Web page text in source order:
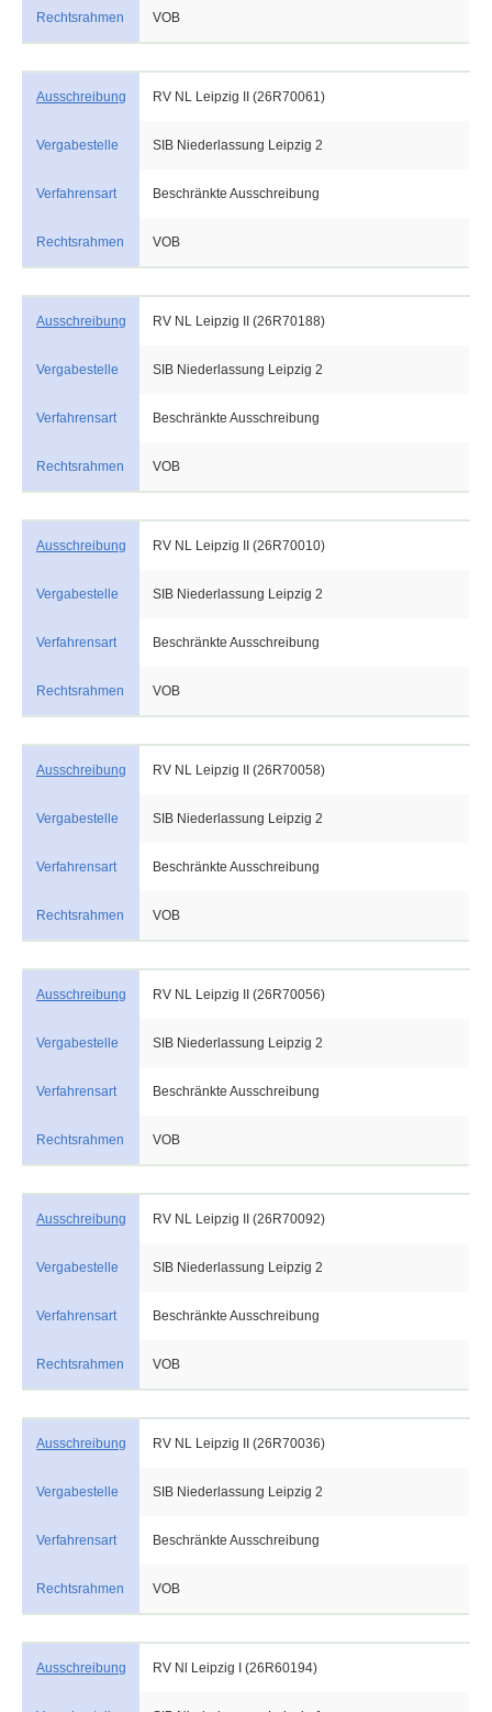
Rechtsrahmen VOB
Ausschreibung RV NL Leipzig II (26R70061)
Vergabestelle SIB Niederlassung Leipzig 2
Verfahrensart Beschränkte Ausschreibung
Rechtsrahmen VOB
Ausschreibung RV NL Leipzig II (26R70188)
Vergabestelle SIB Niederlassung Leipzig 2
Verfahrensart Beschränkte Ausschreibung
Rechtsrahmen VOB
Ausschreibung RV NL Leipzig II (26R70010)
Vergabestelle SIB Niederlassung Leipzig 2
Verfahrensart Beschränkte Ausschreibung
Rechtsrahmen VOB
Ausschreibung RV NL Leipzig II (26R70058)
Vergabestelle SIB Niederlassung Leipzig 2
Verfahrensart Beschränkte Ausschreibung
Rechtsrahmen VOB
Ausschreibung RV NL Leipzig II (26R70056)
Vergabestelle SIB Niederlassung Leipzig 2
Verfahrensart Beschränkte Ausschreibung
Rechtsrahmen VOB
Ausschreibung RV NL Leipzig II (26R70092)
Vergabestelle SIB Niederlassung Leipzig 2
Verfahrensart Beschränkte Ausschreibung
Rechtsrahmen VOB
Ausschreibung RV NL Leipzig II (26R70036)
Vergabestelle SIB Niederlassung Leipzig 2
Verfahrensart Beschränkte Ausschreibung
Rechtsrahmen VOB
Ausschreibung RV Nl Leipzig I (26R60194)